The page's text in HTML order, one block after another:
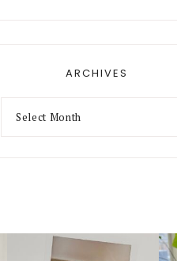
ARCHIVES